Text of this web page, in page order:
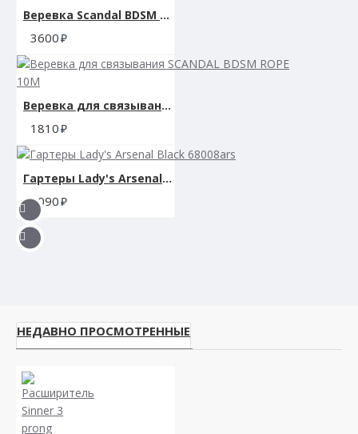
Веревка Scandal BDSM Rope - 30 метров
3600
Веревка для связывания SCANDAL BDSM ROPE 10M
1810
Гартеры Lady's Arsenal Black 68008ars
3090
НЕДАВНО ПРОСМОТРЕННЫЕ